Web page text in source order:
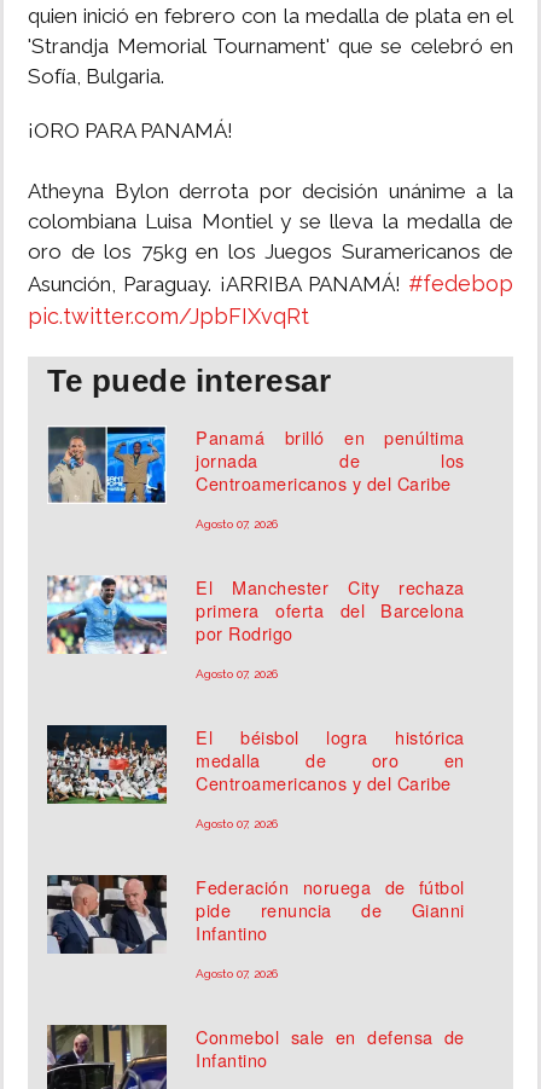
quien inició en febrero con la medalla de plata en el
'Strandja Memorial Tournament' que se celebró en
Sofía, Bulgaria.
¡ORO PARA PANAMÁ!
Atheyna Bylon derrota por decisión unánime a la
colombiana Luisa Montiel y se lleva la medalla de
oro de los 75kg en los Juegos Suramericanos de
Asunción, Paraguay. ¡ARRIBA PANAMÁ! #fedebop
pic.twitter.com/JpbFIXvqRt
Te puede interesar
Panamá brilló en penúltima
jornada de los
Centroamericanos y del Caribe
Agosto 07, 2026
El Manchester City rechaza
primera oferta del Barcelona
por Rodrigo
Agosto 07, 2026
El béisbol logra histórica
medalla de oro en
Centroamericanos y del Caribe
Agosto 07, 2026
Federación noruega de fútbol
pide renuncia de Gianni
Infantino
Agosto 07, 2026
Conmebol sale en defensa de
Infantino